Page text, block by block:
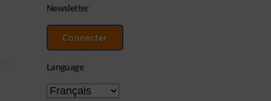
Newsletter
Connecter
Language